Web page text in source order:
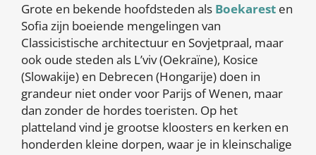
Grote en bekende hoofdsteden als Boekarest en
Sofia zijn boeiende mengelingen van
Classicistische architectuur en Sovjetpraal, maar
ook oude steden als L’viv (Oekraïne), Kosice
(Slowakije) en Debrecen (Hongarije) doen in
grandeur niet onder voor Parijs of Wenen, maar
dan zonder de hordes toeristen. Op het
platteland vind je grootse kloosters en kerken en
honderden kleine dorpen, waar je in kleinschalige